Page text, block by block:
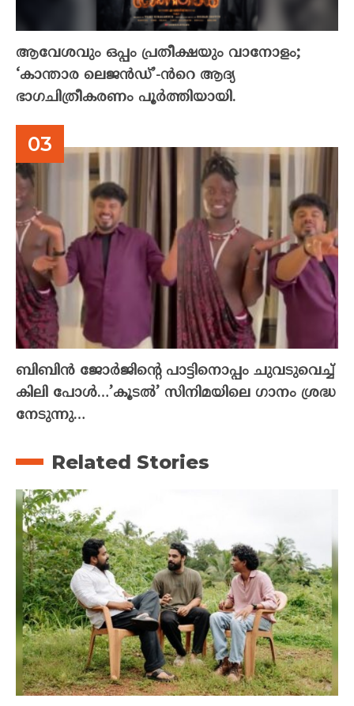
ആവേശവും ഒപ്പം പ്രതീക്ഷയും വാനോളം;
‘കാന്താര ലെജൻഡ്’-ൻറെ ആദ്യ
ഭാഗചിത്രീകരണം പൂർത്തിയായി.
ബിബിൻ ജോർജിന്റെ പാട്ടിനൊപ്പം ചുവടുവെച്ച്
കിലി പോൾ…’കൂടൽ’ സിനിമയിലെ ഗാനം ശ്രദ്ധ
നേടുന്നു…
Related Stories